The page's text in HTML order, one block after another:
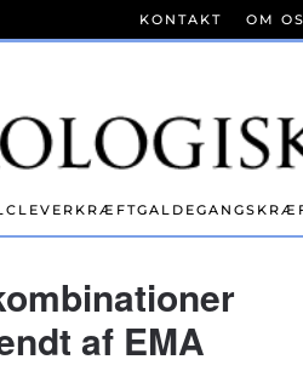
LEVERKRÆFT
KONTAKT OM OS
af EMA